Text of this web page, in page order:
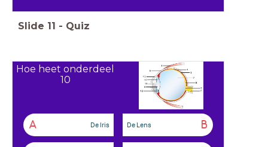
Slide 11 - Quiz
Hoe heet onderdeel
10
A De Iris B
De Lens